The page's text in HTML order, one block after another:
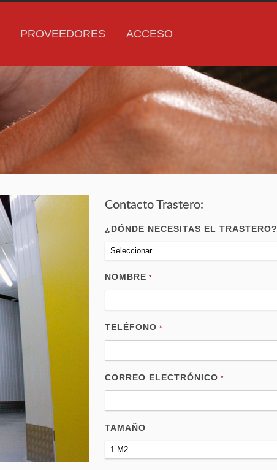
PROVEEDORES ACCESO
Contacto Trastero:
¿DÓNDE NECESITAS EL TRASTERO?
Seleccionar
NOMBRE *
TELÉFONO *
CORREO ELECTRÓNICO *
TAMAÑO
1 M2